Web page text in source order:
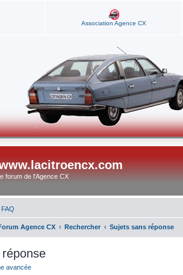
Association Agence CX
forum de l'Agence CX
FAQ
Agence CX Rechercher Sujets sans réponse
avancée